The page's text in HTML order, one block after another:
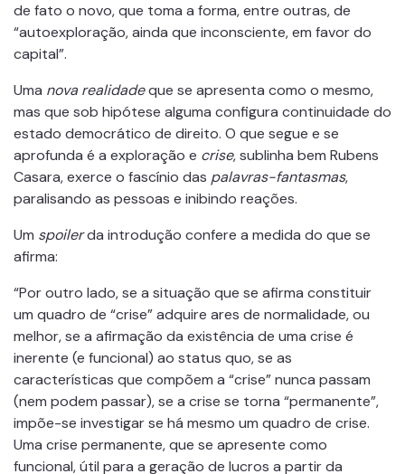
de fato o novo, que toma a forma, entre outras, de
“autoexploração, ainda que inconsciente, em favor do
capital”.
Uma nova realidadeque se apresenta como o mesmo,
mas que sob hipótese alguma configura continuidade do
estado democrático de direito. O que segue e se
aprofunda é a exploração e crise, sublinha bem Rubens
Casara, exerce o fascínio das palavras-fantasmas,
paralisando as pessoas e inibindo reações.
Um spoilerda introdução confere a medida do que se
afirma:
“Por outro lado, se a situação que se afirma constituir
um quadro de “crise” adquire ares de normalidade, ou
melhor, se a afirmação da existência de uma crise é
inerente (e funcional) ao status quo, se as
características que compõem a “crise” nunca passam
(nem podem passar), se a crise se torna “permanente”,
impõe-se investigar se há mesmo um quadro de crise.
Uma crise permanente, que se apresente como
funcional, útil para a geração de lucros a partir da